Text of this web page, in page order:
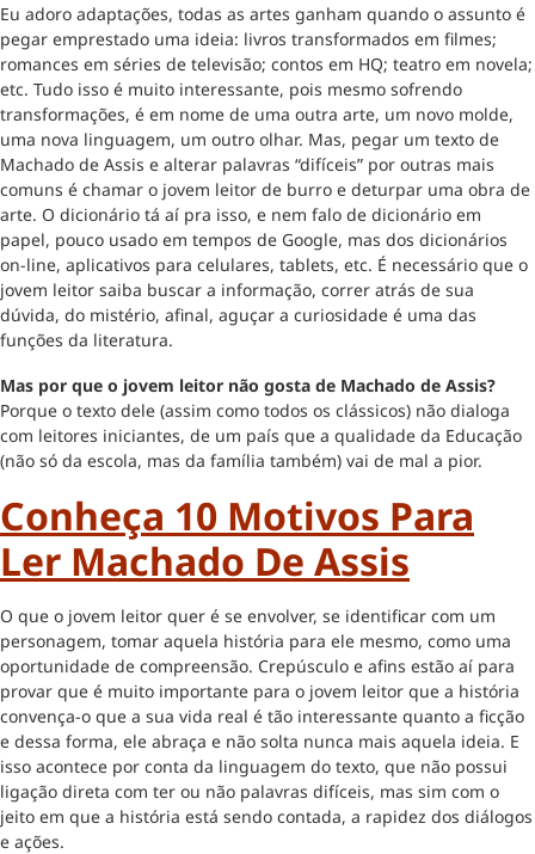
Eu adoro adaptações, todas as artes ganham quando o assunto é
pegar emprestado uma ideia: livros transformados em filmes;
romances em séries de televisão; contos em HQ; teatro em novela;
etc. Tudo isso é muito interessante, pois mesmo sofrendo
transformações, é em nome de uma outra arte, um novo molde,
uma nova linguagem, um outro olhar. Mas, pegar um texto de
Machado de Assis e alterar palavras “difíceis” por outras mais
comuns é chamar o jovem leitor de burro e deturpar uma obra de
arte. O dicionário tá aí pra isso, e nem falo de dicionário em
papel, pouco usado em tempos de Google, mas dos dicionários
on-line, aplicativos para celulares, tablets, etc. É necessário que o
jovem leitor saiba buscar a informação, correr atrás de sua
dúvida, do mistério, afinal, aguçar a curiosidade é uma das
funções da literatura.
Mas por que o jovem leitor não gosta de Machado de Assis?
Porque o texto dele (assim como todos os clássicos) não dialoga
com leitores iniciantes, de um país que a qualidade da Educação
(não só da escola, mas da família também) vai de mal a pior.
Conheça 10 Motivos Para
Ler Machado De Assis
O que o jovem leitor quer é se envolver, se identificar com um
personagem, tomar aquela história para ele mesmo, como uma
oportunidade de compreensão. Crepúsculo e afins estão aí para
provar que é muito importante para o jovem leitor que a história
convença-o que a sua vida real é tão interessante quanto a ficção
e dessa forma, ele abraça e não solta nunca mais aquela ideia. E
isso acontece por conta da linguagem do texto, que não possui
ligação direta com ter ou não palavras difíceis, mas sim com o
jeito em que a história está sendo contada, a rapidez dos diálogos
e ações.